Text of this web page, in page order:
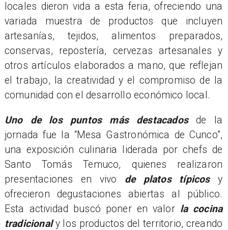
locales dieron vida a esta feria, ofreciendo una
variada muestra de productos que incluyen
artesanías, tejidos, alimentos preparados,
conservas, repostería, cervezas artesanales y
otros artículos elaborados a mano, que reflejan
el trabajo, la creatividad y el compromiso de la
comunidad con el desarrollo económico local.
Uno de los puntos más destacadosde la
jornada fue la “Mesa Gastronómica de Cunco”,
una exposición culinaria liderada por chefs de
Santo Tomás Temuco, quienes realizaron
presentaciones en vivo de platos típicosy
ofrecieron degustaciones abiertas al público.
Esta actividad buscó poner en valor la cocina
tradicionaly los productos del territorio, creando